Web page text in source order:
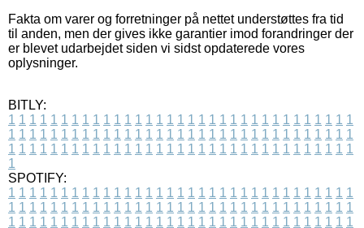
Fakta om varer og forretninger på nettet understøttes fra tid
til anden, men der gives ikke garantier imod forandringer der
er blevet udarbejdet siden vi sidst opdaterede vores
oplysninger.
BITLY:
1 1 1 1 1 1 1 1 1 1 1 1 1 1 1 1 1 1 1 1 1 1 1 1 1 1 1 1 1 1 1 1 1
1 1 1 1 1 1 1 1 1 1 1 1 1 1 1 1 1 1 1 1 1 1 1 1 1 1 1 1 1 1 1 1 1
1 1 1 1 1 1 1 1 1 1 1 1 1 1 1 1 1 1 1 1 1 1 1 1 1 1 1 1 1 1 1 1 1
1
SPOTIFY:
1 1 1 1 1 1 1 1 1 1 1 1 1 1 1 1 1 1 1 1 1 1 1 1 1 1 1 1 1 1 1 1 1
1 1 1 1 1 1 1 1 1 1 1 1 1 1 1 1 1 1 1 1 1 1 1 1 1 1 1 1 1 1 1 1 1
1 1 1 1 1 1 1 1 1 1 1 1 1 1 1 1 1 1 1 1 1 1 1 1 1 1 1 1 1 1 1 1 1